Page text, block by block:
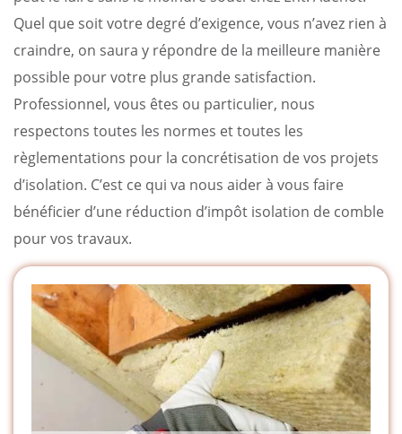
Quel que soit votre degré d’exigence, vous n’avez rien à
craindre, on saura y répondre de la meilleure manière
possible pour votre plus grande satisfaction.
Professionnel, vous êtes ou particulier, nous
respectons toutes les normes et toutes les
règlementations pour la concrétisation de vos projets
d’isolation. C’est ce qui va nous aider à vous faire
bénéficier d’une réduction d’impôt isolation de comble
pour vos travaux.